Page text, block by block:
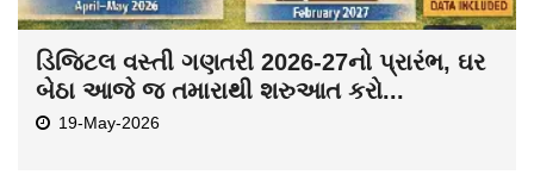
ડિજિટલ વસ્તી ગણતરી 2026-27નો પ્રારંભ, ઘર
બેઠા આજે જ તમારાથી શરુઆત કરો...
19-May-2026